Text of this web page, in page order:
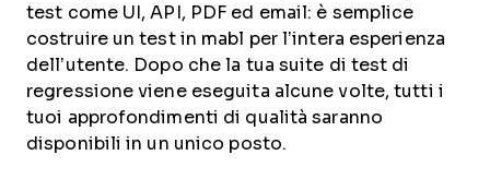
test come UI, API, PDF ed email: è semplice
costruire un test in mabl per l’intera esperienza
dell’utente. Dopo che la tua suite di test di
regressione viene eseguita alcune volte, tutti i
tuoi approfondimenti di qualità saranno
disponibili in un unico posto.